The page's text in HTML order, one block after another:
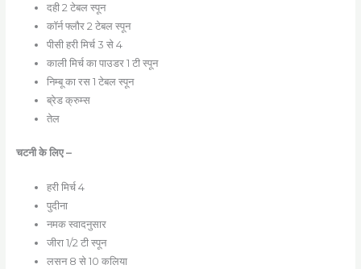
दही 2 टेबल स्पून
कॉर्न फ्लौर 2 टेबल स्पून
पीसी हरी मिर्च 3 से 4
काली मिर्च का पाउडर 1 टी स्पून
निम्बू का रस 1 टेबल स्पून
ब्रेड क्रुम्स
तेल
चटनी के लिए –
हरी मिर्च 4
पुदीना
नमक स्वादनुसार
जीरा 1/2 टी स्पून
लसन 8 से 10 कलिया